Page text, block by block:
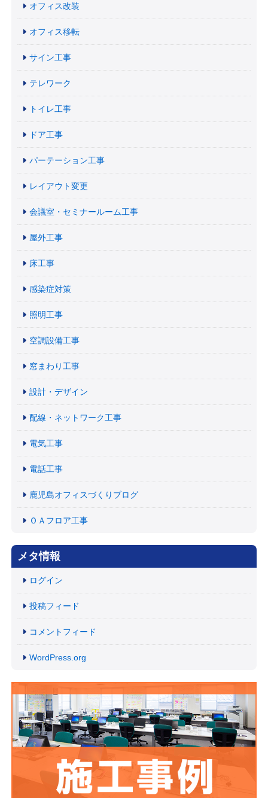
オフィス改装
オフィス移転
サイン工事
テレワーク
トイレ工事
ドア工事
パーテーション工事
レイアウト変更
会議室・セミナールーム工事
屋外工事
床工事
感染症対策
照明工事
空調設備工事
窓まわり工事
設計・デザイン
配線・ネットワーク工事
電気工事
電話工事
鹿児島オフィスづくりブログ
ＯＡフロア工事
メタ情報
ログイン
投稿フィード
コメントフィード
WordPress.org